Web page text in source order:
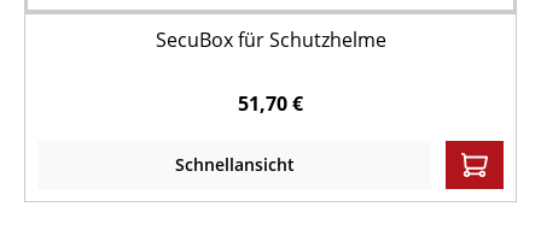
SecuBox für Schutzhelme
51,70 €
Schnellansicht